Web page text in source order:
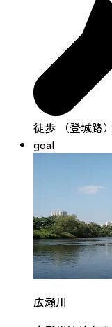
徒歩 （登城路
goal
広瀬川